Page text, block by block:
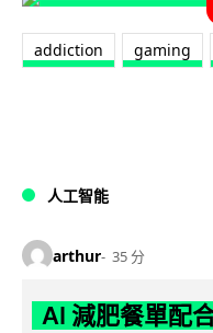
addiction gaming
人工智能
arthur 35 分
AI 減肥餐單配